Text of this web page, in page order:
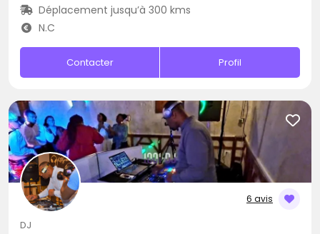
Déplacement jusqu’à 300 kms
N.C
Contacter Profil
6 avis
DJ